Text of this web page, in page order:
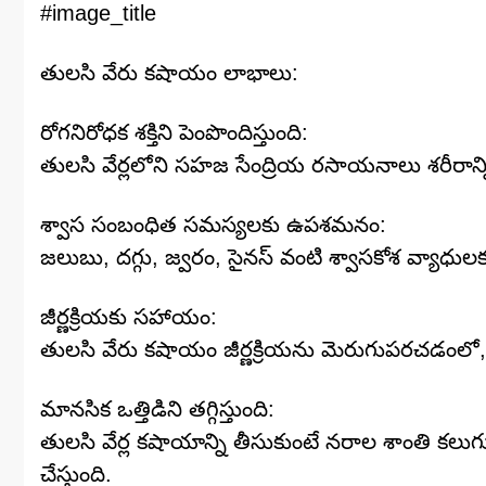
#image_title
తులసి వేరు కషాయం లాభాలు:
రోగనిరోధక శక్తిని పెంపొందిస్తుంది:
తులసి వేర్లలోని సహజ సేంద్రియ రసాయనాలు
శ్వాస సంబంధిత సమస్యలకు ఉపశమనం:
జలుబు, దగ్గు, జ్వరం, సైనస్ వంటి శ్వాసకోశ
జీర్ణక్రియకు సహాయం:
తులసి వేరు కషాయం జీర్ణక్రియను
మానసిక ఒత్తిడిని తగ్గిస్తుంది:
తులసి వేర్ల కషాయాన్ని తీసుకుంటే నరాల శాంతి
చేస్తుంది.